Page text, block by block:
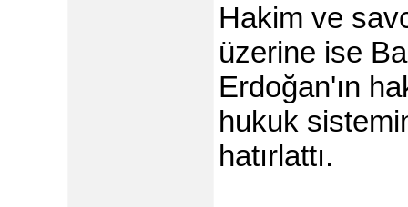
Hakim ve
üzerine ise
Erdoğan'ın
hukuk
hatırlattı.